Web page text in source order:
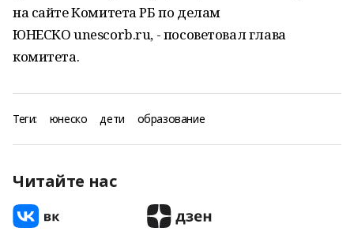
на сайте Комитета РБ по делам
ЮНЕСКОunescorb.ru, - посоветовал глава
комитета.
Теги: юнеско дети образование
Читайте нас